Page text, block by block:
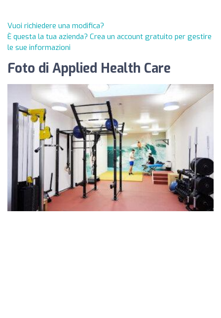
Vuoi richiedere una modifica?
È questa la tua azienda? Crea un account gratuito per gestire
le sue informazioni
Foto di Applied Health Care